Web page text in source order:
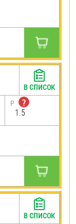
P
?
1.5
В СПИСОК
В СПИСОК